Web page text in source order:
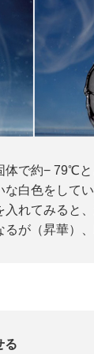
体で約− 79℃
白色をして
入れてみると
が（昇華）
る